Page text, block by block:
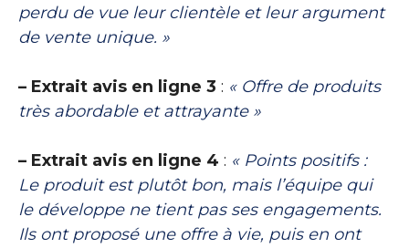
perdu de vue leur clientèle et leur argument
de vente unique. »
– Extrait avis en ligne 3 : « Offre de produits
très abordable et attrayante »
– Extrait avis en ligne 4 : « Points positifs :
Le produit est plutôt bon, mais l’équipe qui
le développe ne tient pas ses engagements.
Ils ont proposé une offre à vie, puis en ont